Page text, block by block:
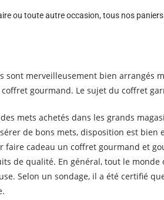
ou toute autre occasion, tous nos
sont merveilleusement bien arrangés
gourmand. Le sujet du coffret
mets achetés dans les grands
de bons mets, disposition est
faire cadeau un coffret gourmand et
de qualité. En général, tout le
Selon un sondage, il a été certifié